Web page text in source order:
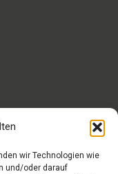
wir Technologien wie
und/oder darauf